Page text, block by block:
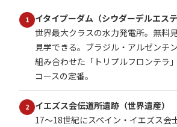
1
イタイプーダム（シウダーデルエステ
世界最大クラスの水力発電所。無料
見学できる。ブラジル・アルゼンチ
組み合わせた「トリプルフロンテラ
コースの定番。
2
イエズス会伝道所遺跡（世界遺産）
17〜18世紀にスペイン・イエズス会